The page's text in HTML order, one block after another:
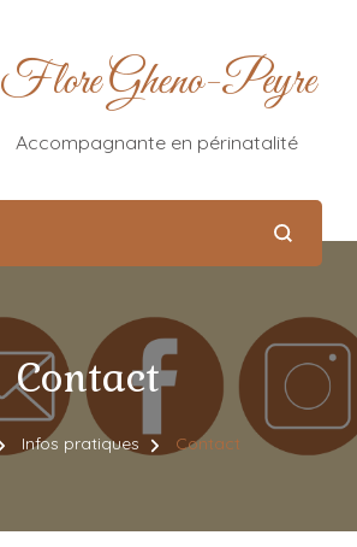
Flore Gheno-Peyre
Accompagnante en périnatalité
Contact
Infos pratiques Contact